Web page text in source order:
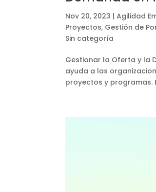
Nov 20, 2023 |Agilidad
Proyectos, Gestión de
Sin categoría
Gestionar la Oferta y la
ayuda a las
proyectos y programas.